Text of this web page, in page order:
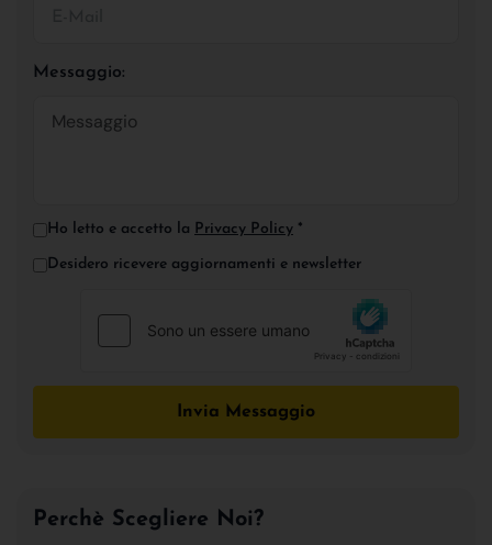
Messaggio:
Ho letto e accetto la Privacy Policy *
Desidero ricevere aggiornamenti e newsletter
Invia Messaggio
Perchè Scegliere Noi?